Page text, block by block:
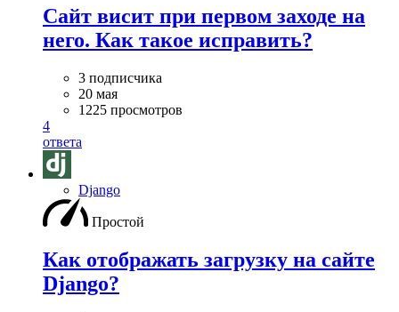
Сайт висит при первом заходе на
него. Как такое исправить?
3 подписчика
20 мая
1225 просмотров
4
ответа
Django
Простой
Как отображать загрузку на сайте
Django?